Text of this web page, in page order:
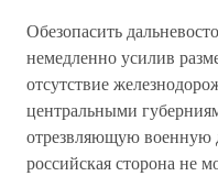
Обезопасить
немедленно усилив
отсутствие
центральными
отрезвляющую военную
российская сторона не